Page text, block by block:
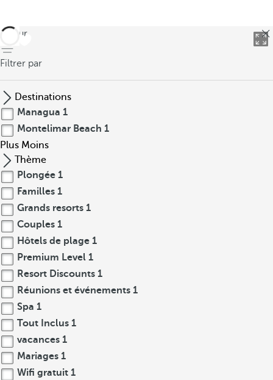
retour
Filtrer par
Destinations
Managua 1
Montelimar Beach 1
Plus Moins
Thème
Plongée 1
Familles 1
Grands resorts 1
Couples 1
Hôtels de plage 1
Premium Level 1
Resort Discounts 1
Réunions et événements 1
Spa 1
Tout Inclus 1
vacances 1
Mariages 1
Wifi gratuit 1